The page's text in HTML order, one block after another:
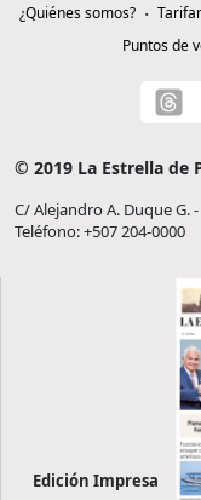
¿Quiénes somos?
Puntos de
© 2019 La Estrella de
C/ Alejandro A. Duque G.
Teléfono: +507 204-0000
Edición Impresa